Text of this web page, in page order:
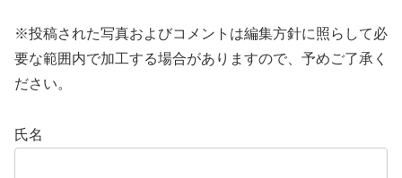
※投稿された写真およびコメントは編集方針に照らして必
要な範囲内で加工する場合がありますので、予めご了承く
ださい。
氏名